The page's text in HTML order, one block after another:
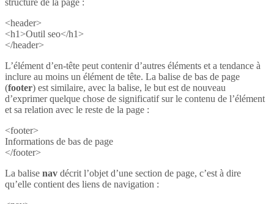
structure de la page :
<header>
<h1>Outil seo</h1>
</header>
L’élément d’en-tête peut contenir d’autres éléments et a tendance à
inclure au moins un élément de tête. La balise de bas de page
(footer) est similaire, avec la balise, le but est de nouveau
d’exprimer quelque chose de significatif sur le contenu de l’élément
et sa relation avec le reste de la page :
<footer>
Informations de bas de page
</footer>
La balise nav décrit l’objet d’une section de page, c’est à dire
qu’elle contient des liens de navigation :